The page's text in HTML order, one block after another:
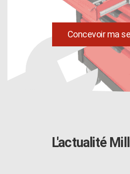
Concevoir ma
L'actualité